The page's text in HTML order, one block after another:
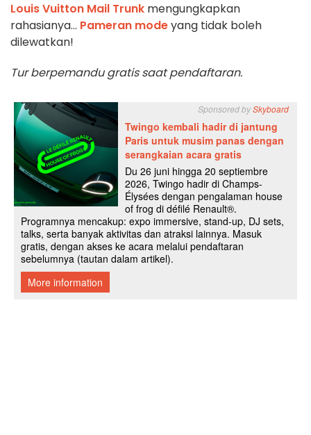
Louis Vuitton Mail Trunk mengungkapkan
rahasianya... Pameran modeyang tidak boleh
dilewatkan!
Tur berpemandu gratis saat pendaftaran.